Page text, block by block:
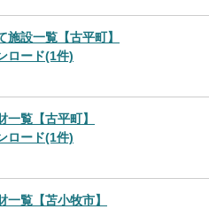
施設一覧【古平町】
ロード(1件)
一覧【古平町】
ロード(1件)
一覧【苫小牧市】